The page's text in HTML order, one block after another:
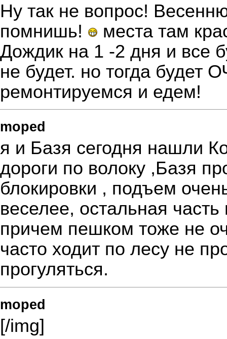
Ну так не вопрос!
помнишь!
места там
Дождик на 1 -2 дня и все
не будет. но тогда
ремонтируемся и едем!
moped
я и Базя сегодня нашли
дороги по волоку ,Базя
блокировки , подъем
веселее, остальная
причем пешком тоже не
часто ходит по лесу не
прогуляться.
moped
[/img]